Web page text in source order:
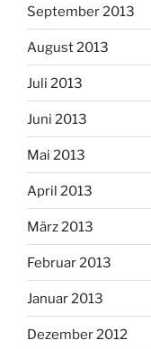
September 2013
August 2013
Juli 2013
Juni 2013
Mai 2013
April 2013
März 2013
Februar 2013
Januar 2013
Dezember 2012